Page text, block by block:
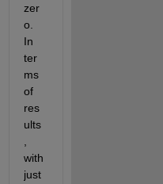
zer
o.
In
ter
ms
of
res
ults
with
just